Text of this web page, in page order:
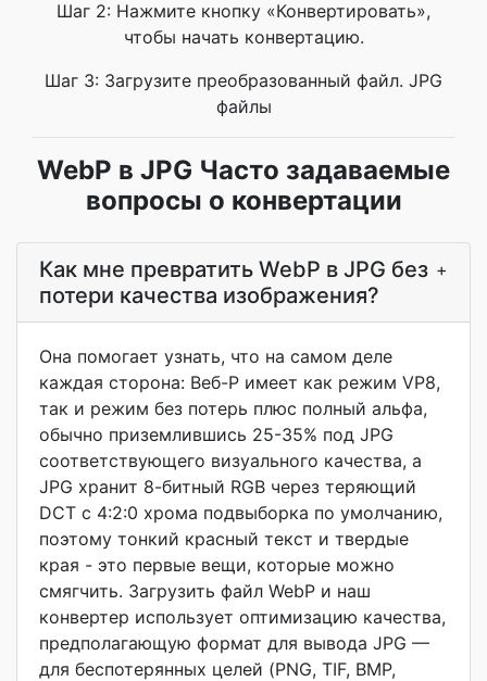
Шаг 2: Нажмите кнопку «Конвертировать»,
чтобы начать конвертацию.
Шаг 3: Загрузите преобразованный файл. JPG
файлы
WebP в JPG Часто задаваемые
вопросы о конвертации
Как мне превратить WebP в JPG без
потери качества изображения?
+
Она помогает узнать, что на самом деле
каждая сторона: Веб-P имеет как режим VP8,
так и режим без потерь плюс полный альфа,
обычно приземлившись 25-35% под JPG
соответствующего визуального качества, а
JPG хранит 8-битный RGB через теряющий
DCT с 4:2:0 хрома подвыборка по умолчанию,
поэтому тонкий красный текст и твердые
края - это первые вещи, которые можно
смягчить. Загрузить файл WebP и наш
конвертер использует оптимизацию качества,
предполагающую формат для вывода JPG —
для беспотерянных целей (PNG, TIF, BMP,